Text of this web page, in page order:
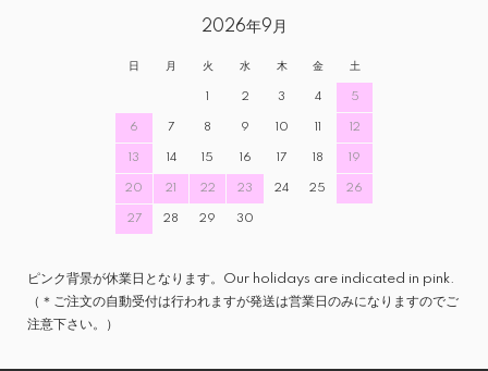
2026年9月
日 月 火 水 木 金 土
1 2 3 4 5
6 7 8 9 10 11 12
13 14 15 16 17 18 19
20 21 22 23 24 25 26
27 28 29 30
ピンク背景が休業日となります。Our holidays are indicated in pink.
（＊ご注文の自動受付は行われますが発送は営業日のみになりますのでご
注意下さい。）